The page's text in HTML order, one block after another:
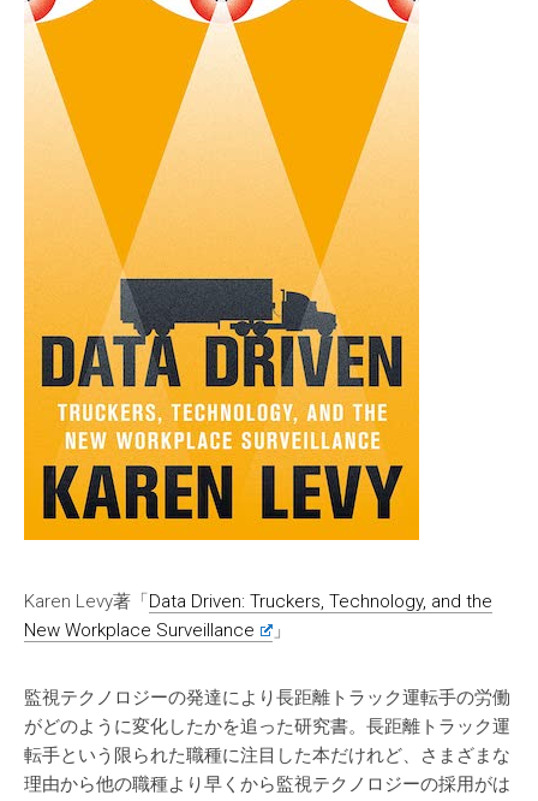
Karen Levy著「Data Driven: Truckers, Technology, and the
New Workplace Surveillance
」
監視テクノロジーの発達により長距離トラック運転手の労働
がどのように変化したかを追った研究書。長距離トラック運
転手という限られた職種に注目した本だけれど、さまざまな
理由から他の職種より早くから監視テクノロジーの採用がは